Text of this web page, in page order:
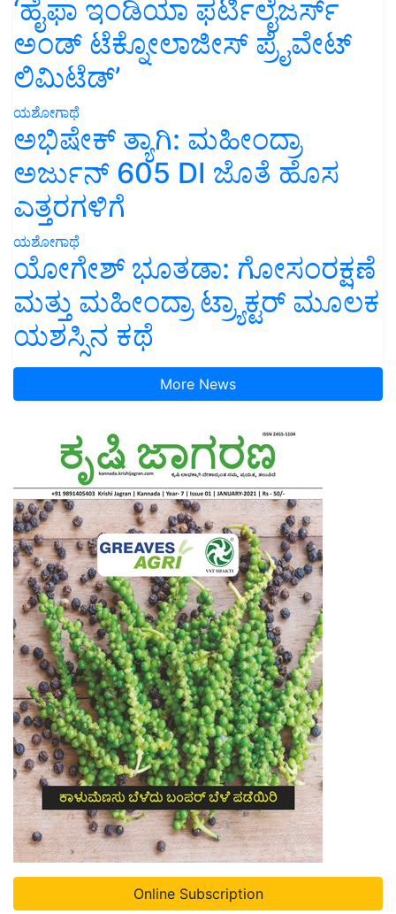
‘ಹೈಫಾ ಇಂಡಿಯಾ ಫರ್ಟಿಲೈಜರ್ಸ್
ಅಂಡ್ ಟೆಕ್ನೋಲಾಜೀಸ್ ಪ್ರೈವೇಟ್
ಲಿಮಿಟೆಡ್’
ಯಶೋಗಾಥೆ
ಅಭಿಷೇಕ್ ತ್ಯಾಗಿ: ಮಹೀಂದ್ರಾ
ಅರ್ಜುನ್ 605 DI ಜೊತೆ ಹೊಸ
ಎತ್ತರಗಳಿಗೆ
ಯಶೋಗಾಥೆ
ಯೋಗೇಶ್ ಭೂತಡಾ: ಗೋಸಂರಕ್ಷಣೆ
ಮತ್ತು ಮಹೀಂದ್ರಾ ಟ್ರ್ಯಾಕ್ಟರ್ ಮೂಲಕ
ಯಶಸ್ಸಿನ ಕಥೆ
More News
Online Subscription